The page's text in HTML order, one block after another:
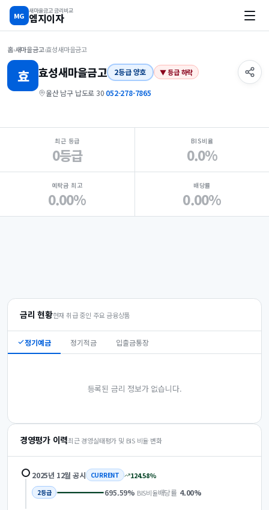
MG
새마을금고 금리비교
엠지이자
홈›새마을금고›효성새마을금고
효 효성새마을금고 2등급 양호 ▼ 등급 하락
울산 남구 납도로 30·052-278-7865
지점 핵심 지표 요약
최근 등급
0등급
BIS비율
0.0%
예탁금 최고
0.00%
배당률
0.00%
금리 현황현재 취급 중인 주요 금융상품
정기예금 정기적금 입출금통장
등록된 금리 정보가 없습니다.
경영평가 이력최근 경영실태평가 및 BIS 비율 변화
2025년 12월 공시 CURRENT 124.58%
2등급 695.59% BIS비율배당률 4.00%